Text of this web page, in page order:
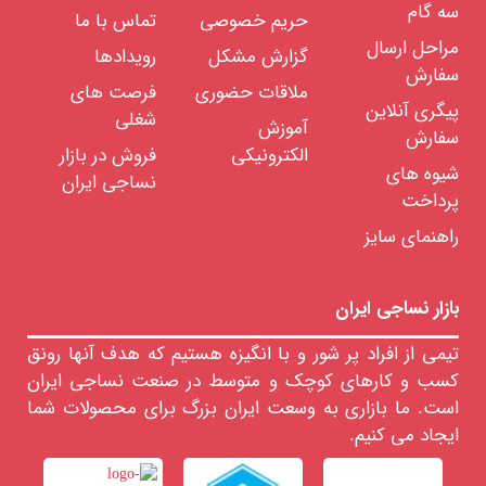
ماشین
آلات
نساجی
قطعات
یدکی
ماشین
ماشین
آلات
ریسندگی
آلات
بافندگی
ماشین
آلات
بابکوک
مانفورس
بروکنر
سان
سوپر
فرارو
سه گام
مراحل ارسال
سفارش
پیگری آنلاین
سفارش
شیوه های
پرداخت
راهنمای سایز
حریم خصوصی
گزارش مشکل
ملاقات حضوری
آموزش
الکترونیکی
تماس با ما
رویدادها
فرصت های
شغلی
فروش در بازار
نساجی ایران
بازار نساجی ایران
تیمی از افراد پر شور و با انگیزه هستیم که هدف آنها رونق
کسب و کارهای کوچک و متوسط در صنعت نساجی ایران
است. ما بازاری به وسعت ایران بزرگ برای محصولات شما
ایجاد می کنیم.